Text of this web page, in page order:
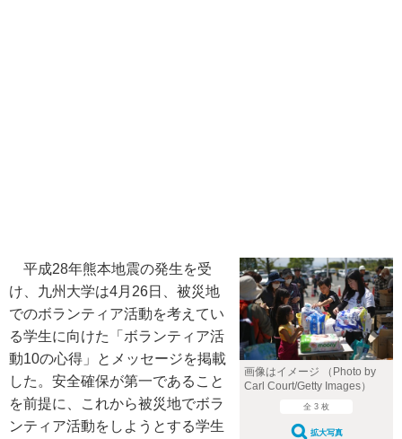
画像はイメージ （Photo by
Carl Court/Getty Images）
全 3 枚
拡大写真
平成28年熊本地震の発生を受
け、九州大学は4月26日、被災地
でのボランティア活動を考えてい
る学生に向けた「ボランティア活
動10の心得」とメッセージを掲載
した。安全確保が第一であること
を前提に、これから被災地でボラ
ンティア活動をしようとする学生